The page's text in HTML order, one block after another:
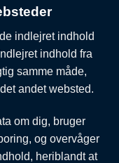
indlejret indhold
indhold fra
samme måde,
andet websted.
om dig, bruger
og overvåger
heriblandt at